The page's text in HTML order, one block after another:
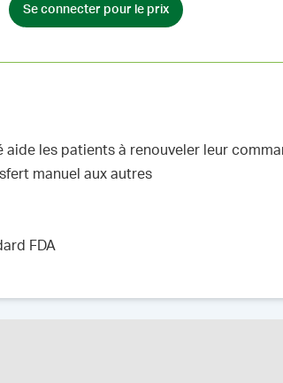
Se connecter pour le prix
les patients à renouveler leur
manuel aux autres
FDA